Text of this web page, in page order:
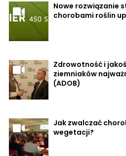
Nowe rozwiązanie
chorobami roślin
Zdrowotność i
ziemniaków
(ADOB)
Jak zwalczać
wegetacji?